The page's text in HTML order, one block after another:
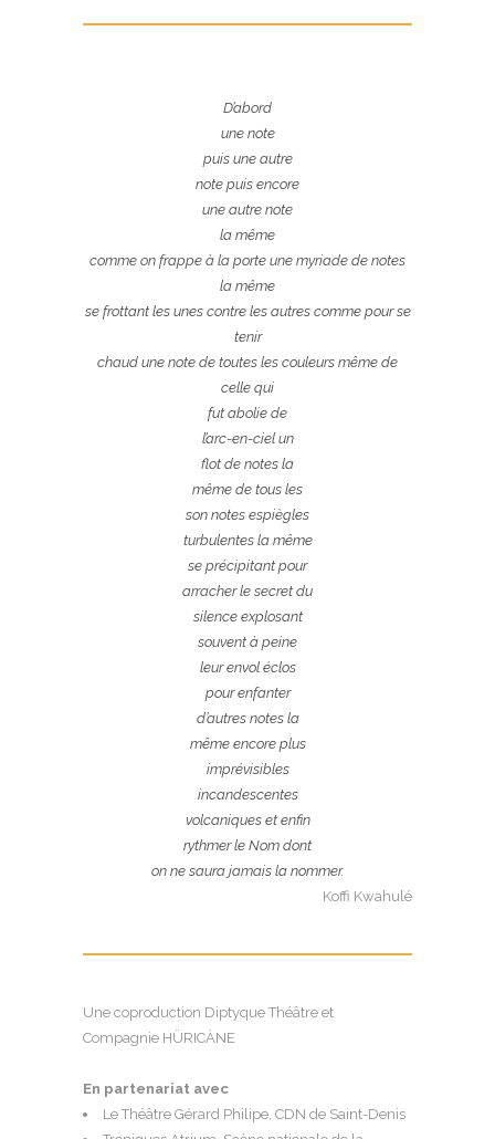
D’abord
une note
puis une autre
note puis encore
une autre note
la même
comme on frappe à la porte une myriade de notes
la même
se frottant les unes contre les autres comme pour se
tenir
chaud une note de toutes les couleurs même de
celle qui
fut abolie de
l’arc-en-ciel un
flot de notes la
même de tous les
son notes espiègles
turbulentes la même
se précipitant pour
arracher le secret du
silence explosant
souvent à peine
leur envol éclos
pour enfanter
d’autres notes la
même encore plus
imprévisibles
incandescentes
volcaniques et enfin
rythmer le Nom dont
on ne saura jamais la nommer.
Koffi Kwahulé
Une coproduction Diptyque Théâtre et
Compagnie HÜRICÀNE
En partenariat avec
Le Théâtre Gérard Philipe, CDN de Saint-Denis